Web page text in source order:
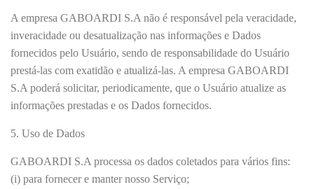
A empresa GABOARDI S.A não é responsável pela veracidade,
inveracidade ou desatualização nas informações e Dados
fornecidos pelo Usuário, sendo de responsabilidade do Usuário
prestá-las com exatidão e atualizá-las. A empresa GABOARDI
S.A poderá solicitar, periodicamente, que o Usuário atualize as
informações prestadas e os Dados fornecidos.
5. Uso de Dados
GABOARDI S.A processa os dados coletados para vários fins:
(i) para fornecer e manter nosso Serviço;